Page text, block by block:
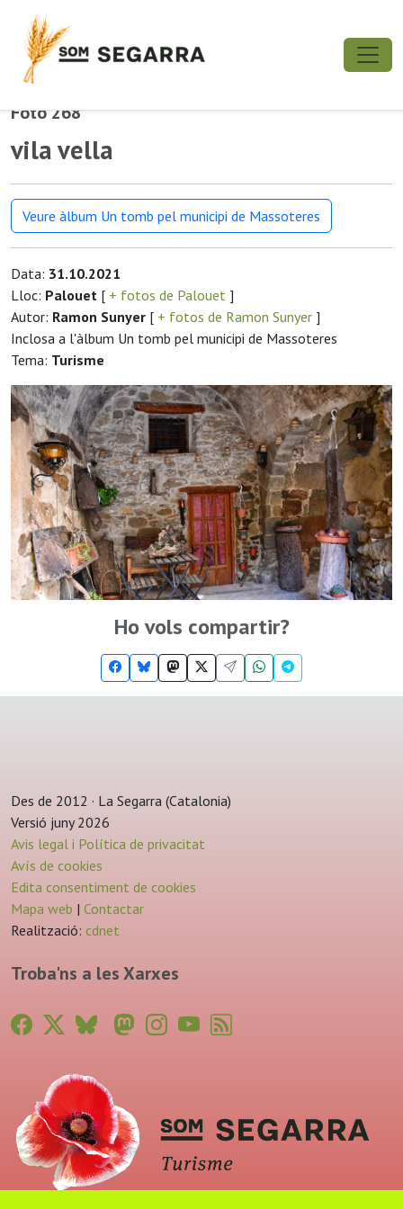
Foto 268
vila vella
Veure àlbum Un tomb pel municipi de Massoteres
Data: 31.10.2021
Lloc: Palouet [ + fotos de Palouet ]
Autor: Ramon Sunyer [ + fotos de Ramon Sunyer ]
Inclosa a l'àlbum Un tomb pel municipi de Massoteres
Tema: Turisme
Ho vols compartir?
Des de 2012 · La Segarra (Catalonia)
Versió juny 2026
Avis legal i Política de privacitat
Avís de cookies
Edita consentiment de cookies
Mapa web | Contactar
Realització: cdnet
Troba'ns a les Xarxes